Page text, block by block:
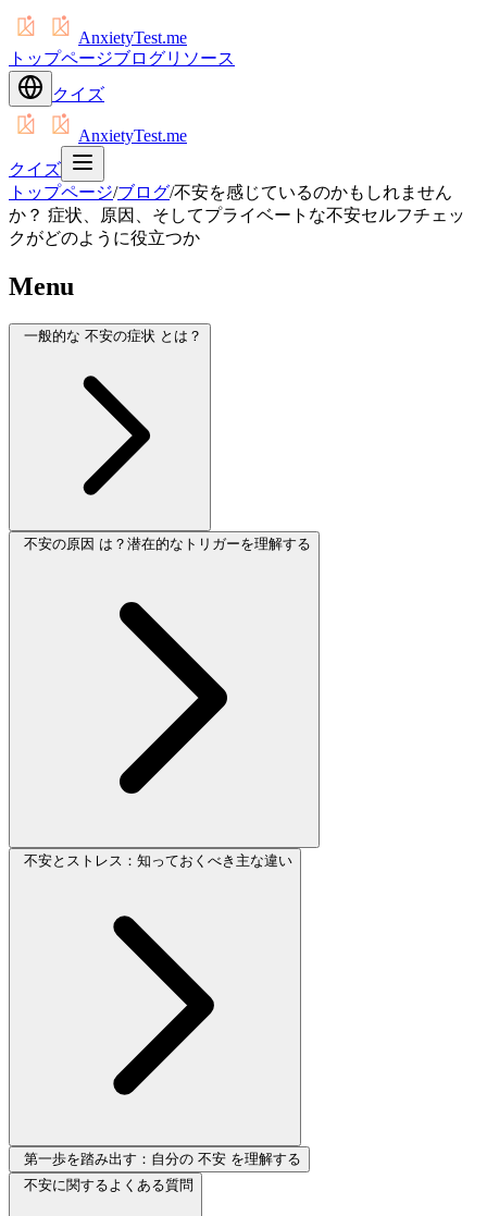
AnxietyTest.me
トップページブログリソース
クイズ
AnxietyTest.me
クイズ
トップページ/ブログ/不安を感じているのかもしれません
か？ 症状、原因、そしてプライベートな不安セルフチェッ
クがどのように役立つか
Menu
一般的な 不安の症状 とは？
不安の原因 は？潜在的なトリガーを理解する
不安とストレス：知っておくべき主な違い
第一歩を踏み出す：自分の 不安 を理解する
不安に関するよくある質問